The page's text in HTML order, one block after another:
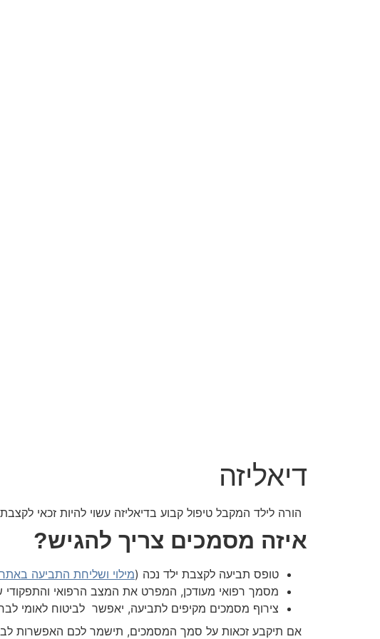
דיאליזה
הורה ל​ילד המקבל טיפול קבוע בדיאליזה עשוי להיות זכאי לקצבת ילד נכה מלידה ועד גיל 18 ושלושה
איזה מסמכים צריך להגיש?
טופס תביעה לקצבת ילד נכה (מילוי ושליחת התביעה באתר
מסמך רפואי מעודכן, המפרט את המצב הרפואי והתפקודי
צירוף מסמכים מקיפים לתביעה, יאפשר לביטוח לאומי
אם תיקבע זכאות על סמך המסמכים, תישמר לכם האפשרות לבקש בתוך 45 ימים להיבדק בוועדה